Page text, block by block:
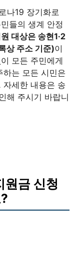
나19 장기화로
들의 생계 안정
대상은 송현1·2
상 주소 기준)이
모든 주민에게
하는 모든 시민은
세한 내용은 송
해 주시기 바랍니
원금 신청